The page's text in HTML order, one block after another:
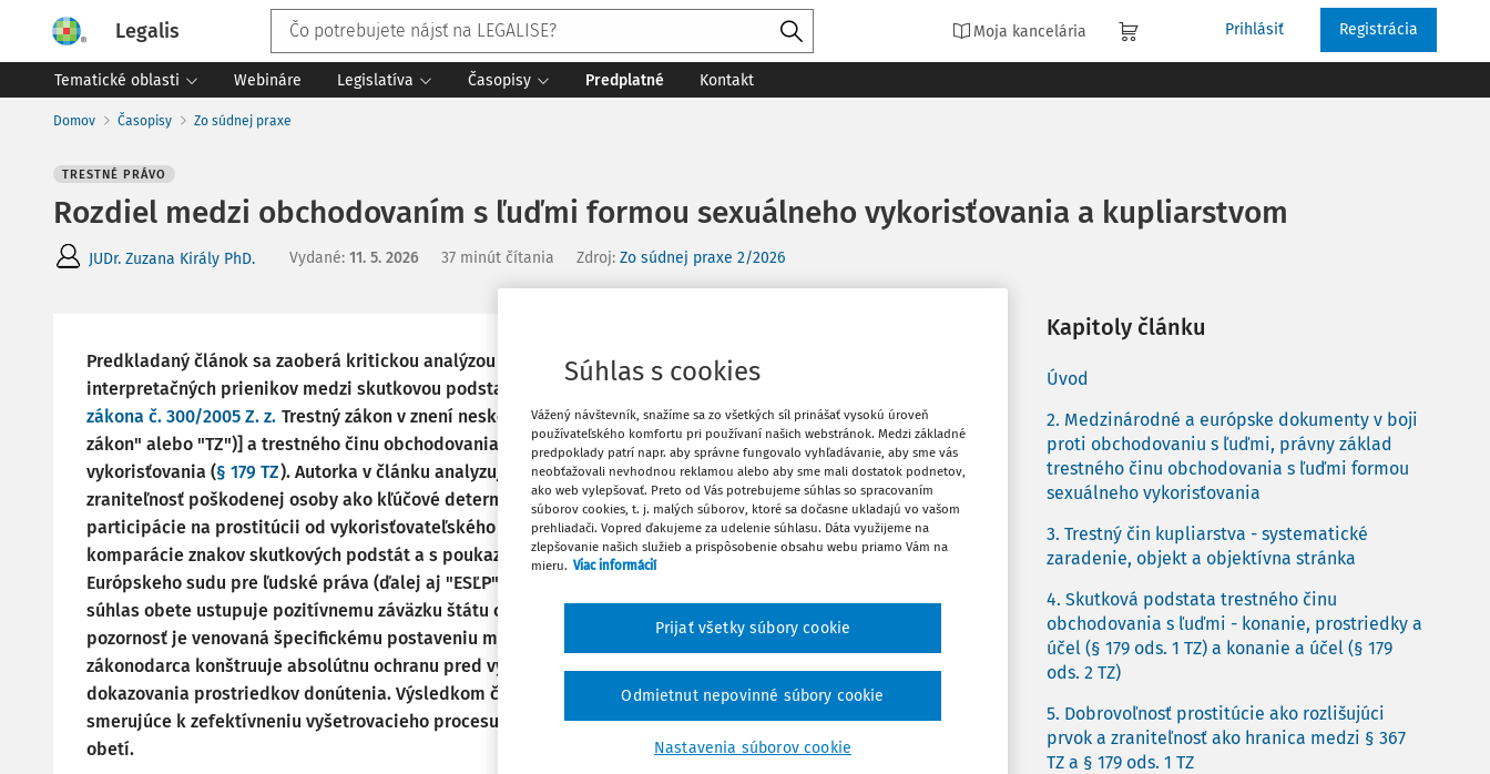
Legalis Moja kancelária Prihlásiť Registrácia
Tematické oblasti Webináre Legislatíva Časopisy Predplatné Kontakt
Domov Časopisy Zo súdnej praxe
TRESTNÉ PRÁVO
Rozdiel medzi obchodovaním s ľuďmi formou sexuálneho vykorisťovania a kupliarstvom
JUDr. Zuzana Király PhD. Vydané: 11. 5. 2026 37 minút čítania Zdroj: Zo súdnej praxe 2/2026
Predkladaný článok sa zaoberá kritickou analýzou hmotnoprávnych rozdielov a
interpretačných prienikov medzi skutkovou podstatou trestného činu kupliarstva [
zákona č. 300/2005 Z. z. Trestný zákon v znení neskorších predpisov (ďalej aj "Trestný
zákon" alebo "TZ")] a trestného činu obchodovania s ľuďmi formou sexuálneho
vykorisťovania (§ 179 TZ). Autorka v článku analyzuje koncept ľudskej dôstojnosti a
zraniteľnosť poškodenej osoby ako kľúčové determinanty pre odlíšenie dobrovoľnej
participácie na prostitúcii od vykorisťovateľského vzťahu. Príspevok prostredníctvom
komparácie znakov skutkových podstát a s poukazom na relevantnú judikatúru
Európskeho sudu pre ľudské práva (ďalej aj "ESĽP") definuje kritériá, pri ktorých formálny
súhlas obete ustupuje pozitívnemu záväzku štátu chrániť integritu jednotlivca. Osobitná
pozornosť je venovaná špecifickému postaveniu maloletých osôb, pri ktorých
zákonodarca konštruuje absolútnu ochranu pred vykorisťovaním bez potreby
dokazovania prostriedkov donútenia. Výsledkom článku sú odporúčania de lege ferenda
smerujúce k zefektívneniu vyšetrovacieho procesu a eliminácii sekundárnej viktimizácie
obetí.
Obľúbené
Zdieľať
Kapitoly článku
Úvod
2. Medzinárodné a európske dokumenty v boji
proti obchodovaniu s ľuďmi, právny základ
trestného činu obchodovania s ľuďmi formou
sexuálneho vykorisťovania
3. Trestný čin kupliarstva - systematické
zaradenie, objekt a objektívna stránka
4. Skutková podstata trestného činu
obchodovania s ľuďmi - konanie, prostriedky a
účel (§ 179 ods. 1 TZ) a konanie a účel (§ 179
ods. 2 TZ)
5. Dobrovoľnosť prostitúcie ako rozlišujúci
prvok a zraniteľnosť ako hranica medzi § 367
TZ a § 179 ods. 1 TZ
Súhlas s cookies
Vážený návštevník, snažíme sa zo všetkých síl prinášať vysokú úroveň
používateľského komfortu pri používaní našich webstránok. Medzi základné
predpoklady patrí napr. aby správne fungovalo vyhľadávanie, aby sme vás
neobťažovali nevhodnou reklamou alebo aby sme mali dostatok podnetov,
ako web vylepšovať. Preto od Vás potrebujeme súhlas so spracovaním
súborov cookies, t. j. malých súborov, ktoré sa dočasne ukladajú vo vašom
prehliadači. Vopred ďakujeme za udelenie súhlasu. Dáta využijeme na
zlepšovanie našich služieb a prispôsobenie obsahu webu priamo Vám na
mieru. Viac informácií
Nastavenia súborov cookie
Odmietnut nepovinné súbory cookie
Prijať všetky súbory cookie